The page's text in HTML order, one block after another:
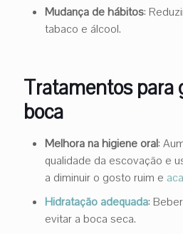
Mudança de hábitos:
tabaco e álcool.
Tratamentos para
boca
Melhora na higiene oral:
qualidade da escovação e
a diminuir o gosto ruim e
Hidratação adequada:
evitar a boca seca.